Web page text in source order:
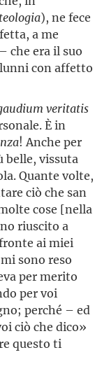
), ne fece
a me
che era il suo
con affetto
veritatis
È in
! Anche per
belle, vissuta
Quante volte,
ciò che san
cose [nella
riuscito a
ai miei
sono reso
per merito
per voi
perché – ed
ciò che dico»
questo ti